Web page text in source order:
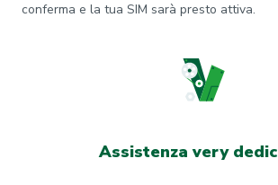
conferma e la tua SIM sarà presto attiva.
Assistenza very